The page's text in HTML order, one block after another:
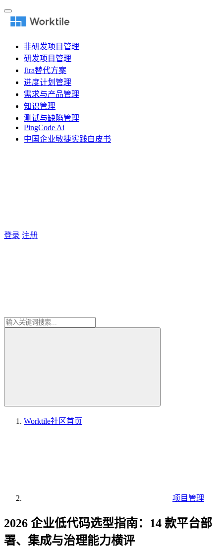
非研发项目管理
研发项目管理
Jira替代方案
进度计划管理
需求与产品管理
知识管理
测试与缺陷管理
PingCode Ai
中国企业敏捷实践白皮书
登录 注册
Worktile社区首页
项目管理
2026 企业低代码选型指南：14 款平台部
署、集成与治理能力横评